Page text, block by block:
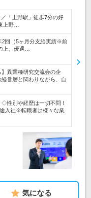
「上野駅」徒歩7分の好
上野…
2回（5ヶ月分支給実績※前
上、優遇…
】異業種研究交流会の企
営層と関わりながら、自
◇性別や経歴は一切不問！
入社※転職者は様々な業
気になる